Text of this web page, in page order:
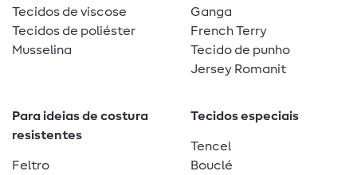
Tecidos de viscose
Tecidos de poliéster
Musselina
Ganga
French Terry
Tecido de punho
Jersey Romanit
Para ideias de costura
resistentes
Feltro
Tecidos especiais
Tencel
Bouclé